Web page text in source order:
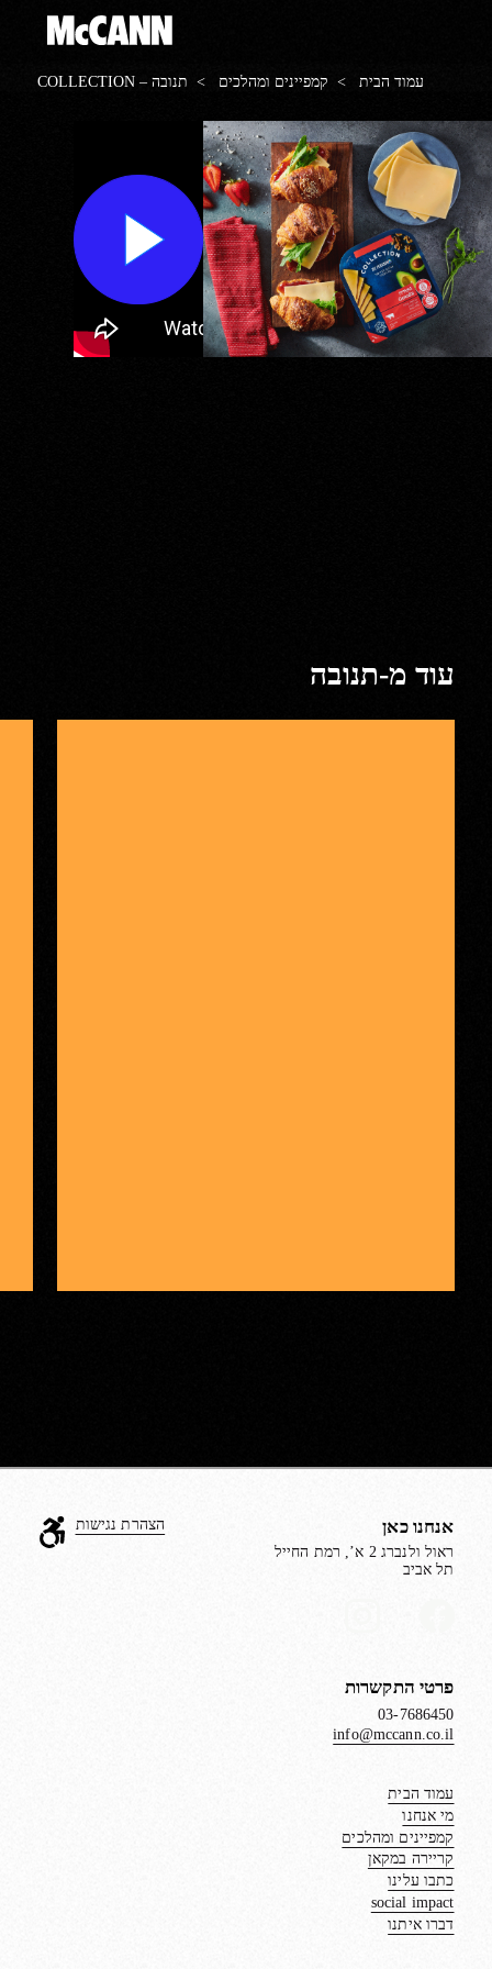
עמוד הבית> קמפיינים ומהלכים > תנובה – COLLECTION
עוד מ-תנובה
אנחנו כאן
ראול ולנברג 2 א’, רמת החייל
תל אביב
פרטי התקשרות
03-7686450
info@mccann.co.il
עמוד הבית
מי אנחנו
קמפיינים ומהלכים
קריירה במקאן
כתבו עלינו
social impact
דברו איתנו
הצהרת נגישות